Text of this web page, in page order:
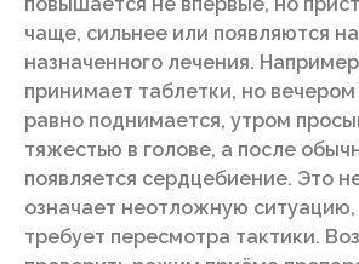
чаще, сильнее или появляются
назначенного лечения.
принимает таблетки, но
равно поднимается, утром
тяжестью в голове, а после
появляется сердцебиение. Это
означает неотложную ситуацию,
требует пересмотра тактики.